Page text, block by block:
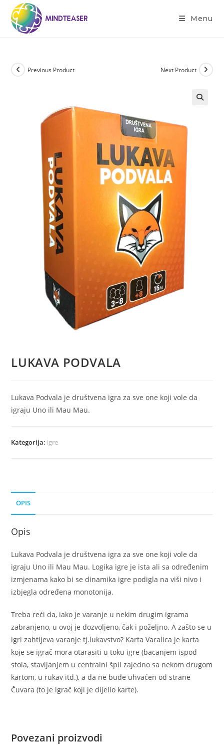
Menu
Previous Product Next Product
LUKAVA PODVALA
Lukava Podvala je društvena igra za sve one koji vole da
igraju Uno ili Mau Mau.
Kategorija: igre
OPIS
Opis
Lukava Podvala je društvena igra za sve one koji vole da
igraju Uno ili Mau Mau. Logika igre je ista ali sa određenim
izmjenama kako bi se dinamika igre podigla na viši nivo i
izbjegla određena monotonija.
Treba reći da, iako je varanje u nekim drugim igrama
zabranjeno, u ovoj je dozvoljeno, čak i poželjno. A zašto se u
igri zahtijeva varanje tj.lukavstvo? Karta Varalica je karta
koje se igrač mora otarasiti u toku igre (bacanjem ispod
stola, stavljanjem u centralni špil zajedno sa nekom drugom
kartom, u rukav itd.), a da ne bude uhvaćen od strane
Čuvara (to je igrač koji je dijelio karte).
Povezani proizvodi